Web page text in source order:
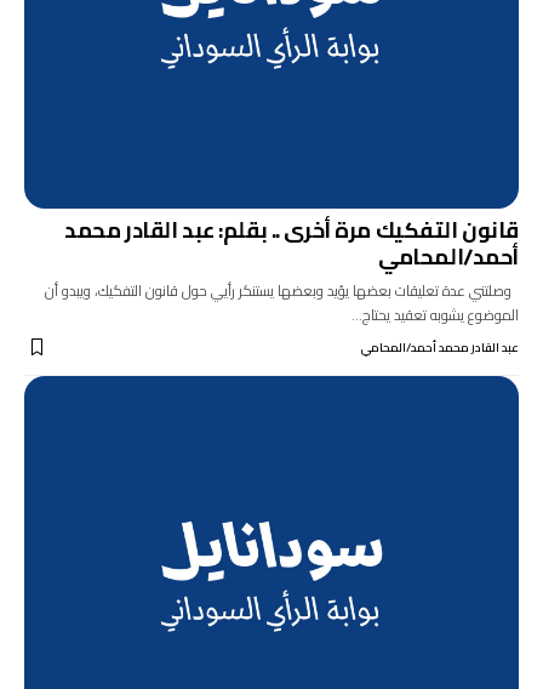
قانون التفكيك مرة أخرى .. بقلم: عبد القادر محمد
أحمد/المحامي
وصلتني عدة تعليقات بعضها يؤيد وبعضها يستنكر رأيي حول قانون التفكيك، ويبدو أن
الموضوع يشوبه تعقيد يحتاج…
عبد القادر محمد أحمد/المحامي